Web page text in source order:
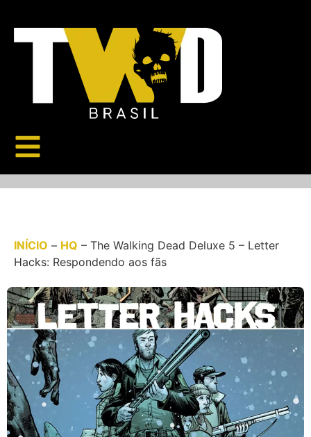
INÍCIO – HQ – The Walking Dead Deluxe 5 – Letter
Hacks: Respondendo aos fãs